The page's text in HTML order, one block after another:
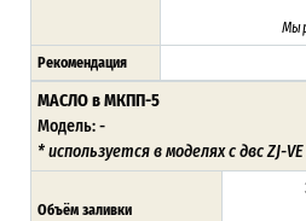
Мы
Рекомендация
МАСЛО в МКПП-5
Модель: -
* используется в моделях с двс ZJ-VE
Объём заливки